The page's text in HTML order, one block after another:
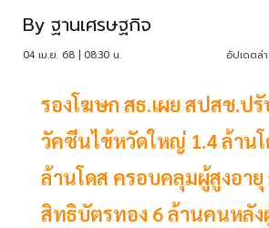
By ฐานเศรษฐกิจ
04 เม.ย. 68 | 08:30 น. อัปเดตล่
รองโฆษก สธ.เผย สปสช.ป
วัคซีนไข้หวัดใหญ่ 1.4 ล้าน
ล้านโดส ครอบคลุมผู้สูงอายุ
สิทธิบัตรทอง 6 ล้านคนหลั